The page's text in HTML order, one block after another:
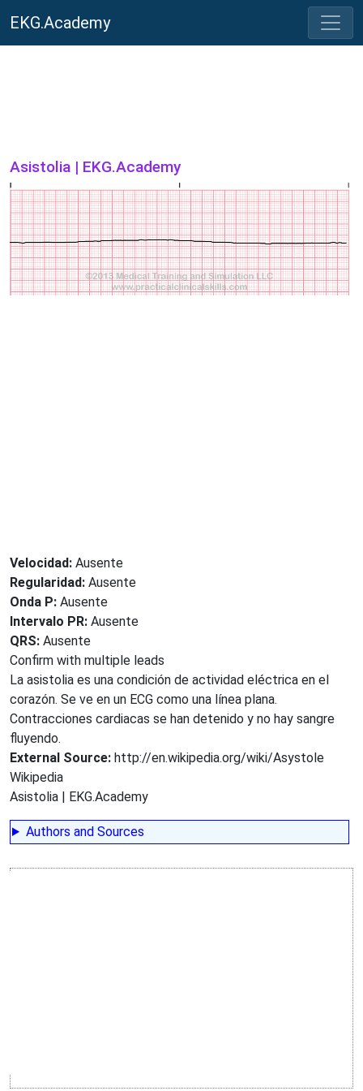
EKG.Academy
Asistolia | EKG.Academy
Velocidad: Ausente
Regularidad: Ausente
Onda P: Ausente
Intervalo PR: Ausente
QRS: Ausente
Confirm with multiple leads
La asistolia es una condición de actividad eléctrica en el
corazón. Se ve en un ECG como una línea plana.
Contracciones cardiacas se han detenido y no hay sangre
fluyendo.
External Source: http://en.wikipedia.org/wiki/Asystole
Wikipedia
Asistolia | EKG.Academy
Authors and Sources